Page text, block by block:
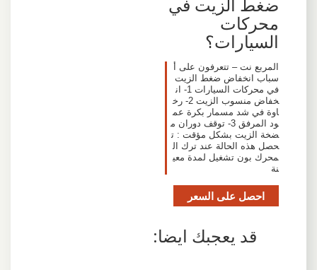
ضغط الزيت في
محركات
السيارات؟
المربع نت – تتعرفون على أ
سباب انخفاض ضغط الزيت
في محركات السيارات 1- ان
خفاض منسوب الزيت 2- رخ
اوة في شد مسمار بكرة عم
ود المرفق 3- توقف دوران م
ضخة الزيت بشكل مؤقت : ت
حصل هذه الحالة عند ترك ال
محرك بون تشغيل لمدة معي
نة
احصل على السعر
قد يعجبك ايضا: